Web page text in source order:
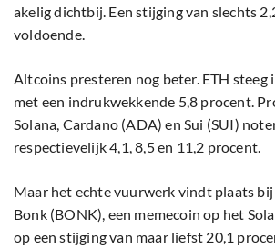
akelig dichtbij. Een stijging van slechts
voldoende.
Altcoins presteren nog beter. ETH steeg
met een indrukwekkende 5,8 procent.
Solana, Cardano (ADA) en Sui (SUI)
respectievelijk 4,1, 8,5 en 11,2 procent.
Maar het echte vuurwerk vindt plaats bij
Bonk (BONK), een memecoin op het
op een stijging van maar liefst 20,1